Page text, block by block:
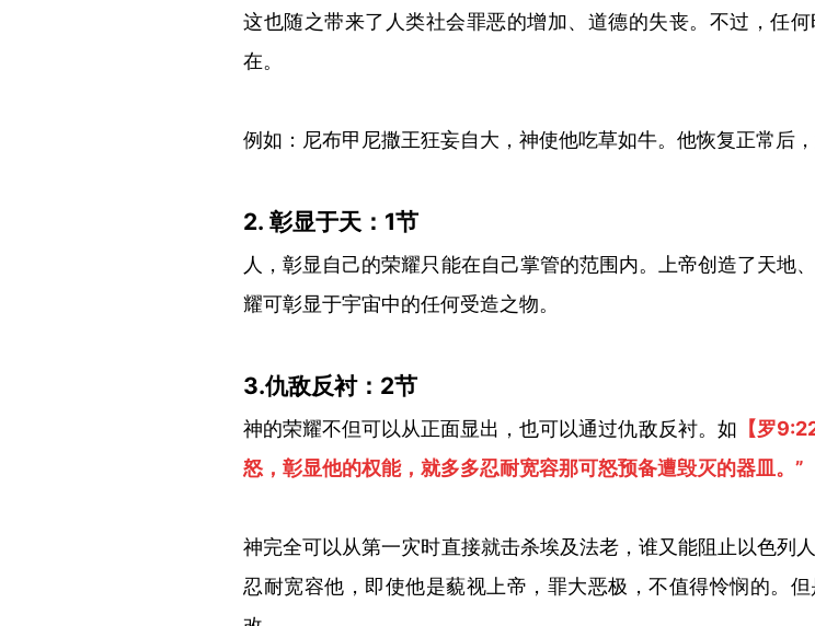
这也随之带来了人类社会罪恶的增加、道德的失丧。不过，任
在。
例如：尼布甲尼撒王狂妄自大，神使他吃草如牛。他恢复正常后
2. 彰显于天： 1节
人，彰显自己的荣耀只能在自己掌管的范围内。上帝创造了天地
耀可彰显于宇宙中的任何受造之物。
3.仇敌反衬：2节
神的荣耀不但可以从正面显出，也可以通过仇敌反衬。如 【罗9:22
怒，彰显他的权能，就多多忍耐宽容那可怒预备遭毁灭的器皿。 ”
神完全可以从第一灾时直接就击杀埃及法老，谁又能阻止以色列
忍耐宽容他，即使他是藐视上帝，罪大恶极，不值得怜悯的。